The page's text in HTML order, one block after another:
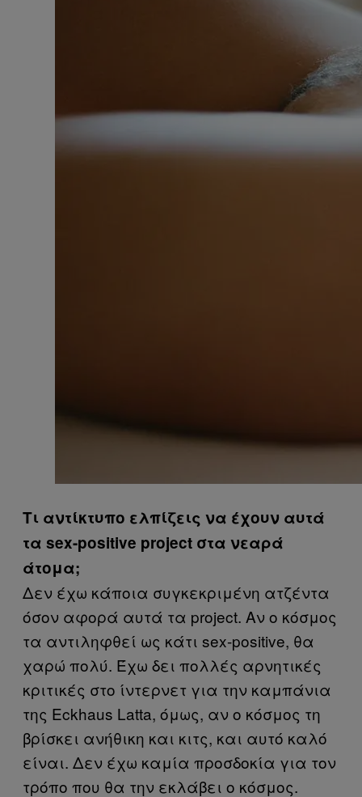
Τι αντίκτυπο ελπίζεις να έχουν αυτά
τα sex-positive project στα νεαρά
άτομα;
Δεν έχω κάποια συγκεκριμένη ατζέντα
όσον αφορά αυτά τα project. Αν ο κόσμος
τα αντιληφθεί ως κάτι sex-positive, θα
χαρώ πολύ. Έχω δει πολλές αρνητικές
κριτικές στο ίντερνετ για την καμπάνια
της Eckhaus Latta, όμως, αν ο κόσμος τη
βρίσκει ανήθικη και κιτς, και αυτό καλό
είναι. Δεν έχω καμία προσδοκία για τον
τρόπο που θα την εκλάβει ο κόσμος.